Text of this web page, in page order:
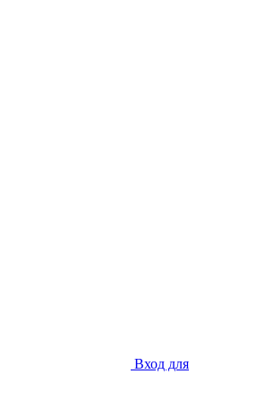
Вход для